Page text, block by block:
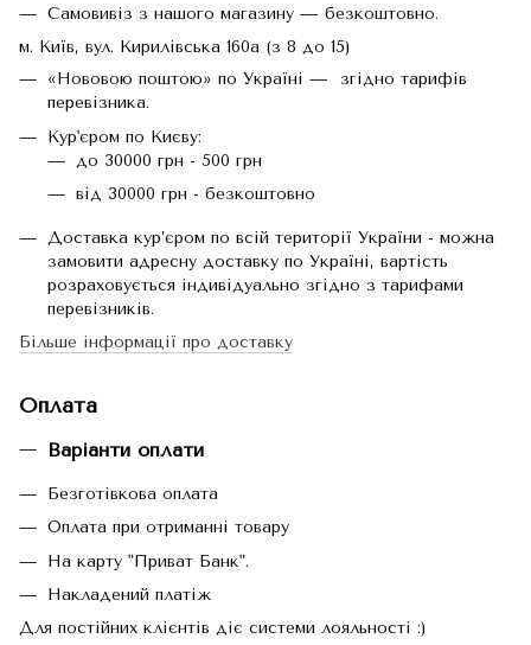
Самовивіз з нашого магазину — безкоштовно.
м. Київ, вул. Кирилівська 160а (з 8 до 15)
«Нововою поштою» по Україні — згідно тарифів
перевізника.
Кур'єром по Києву:
до 30000 грн - 500 грн
від 30000 грн - безкоштовно
Доставка кур’єром по всій території України - можна
замовити адресну доставку по Україні, вартість
розраховується індивідуально згідно з тарифами
перевізників.
Більше інформації про доставку
Оплата
Варіанти оплати
Безготівкова оплата
Оплата при отриманні товару
На карту "Приват Банк".
Накладений платіж
Для постійних клієнтів діє системи лояльності :)